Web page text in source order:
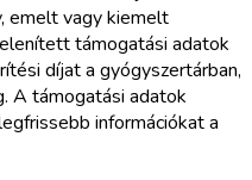
emelt vagy kiemelt
támogatási adatok
díjat a gyógyszertárban,
A támogatási adatok
információkat a